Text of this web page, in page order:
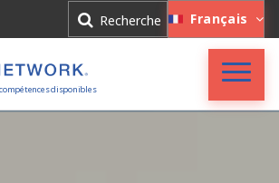
Recherche Français
disponibles
Accueil
Connexion
Inscription